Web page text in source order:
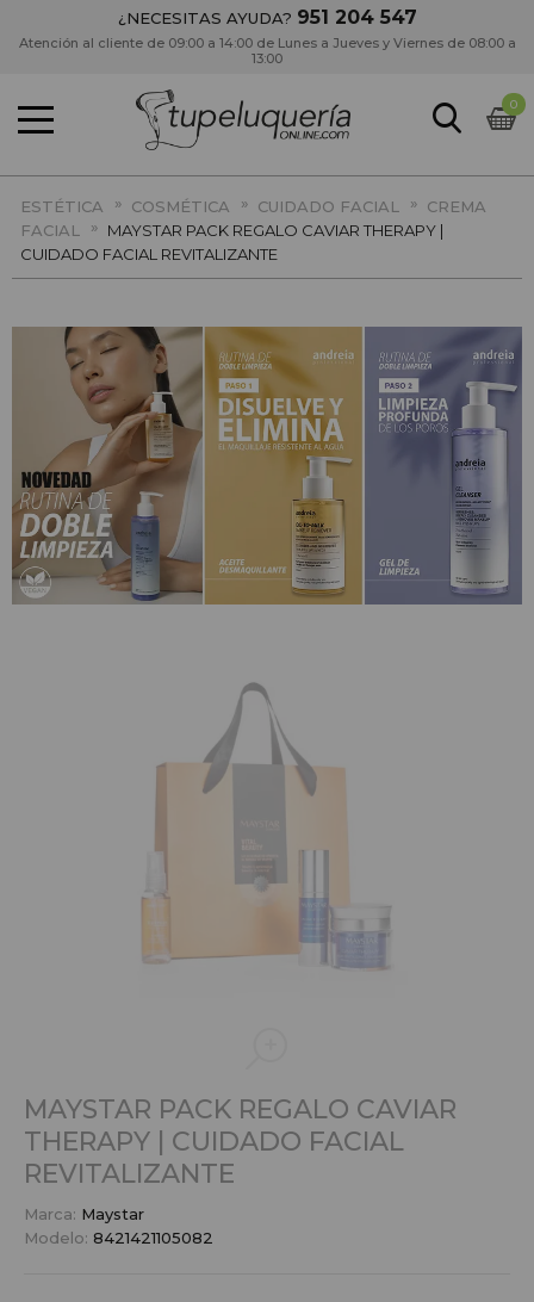
¿NECESITAS AYUDA? 951 204 547
Atención al cliente de 09:00 a 14:00 de Lunes a Jueves y Viernes de 08:00 a
13:00
0
ESTÉTICA » COSMÉTICA » CUIDADO FACIAL » CREMA
FACIAL
» MAYSTAR PACK REGALO CAVIAR THERAPY |
CUIDADO FACIAL REVITALIZANTE
MAYSTAR PACK REGALO CAVIAR
THERAPY | CUIDADO FACIAL
REVITALIZANTE
Marca: Maystar
Modelo: 8421421105082